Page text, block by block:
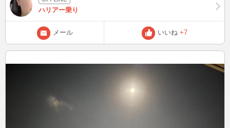
ハリアー乗り
メール いいね +7